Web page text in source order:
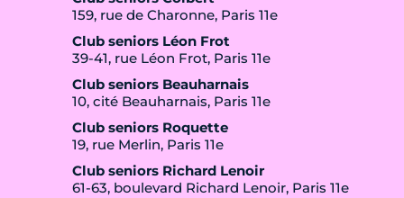
159, rue de Charonne, Paris 11e
Club seniors Léon Frot
39-41, rue Léon Frot, Paris 11e
Club seniors Beauharnais
10, cité Beauharnais, Paris 11e
Club seniors Roquette
19, rue Merlin, Paris 11e
Club seniors Richard Lenoir
61-63, boulevard Richard Lenoir, Paris 11e